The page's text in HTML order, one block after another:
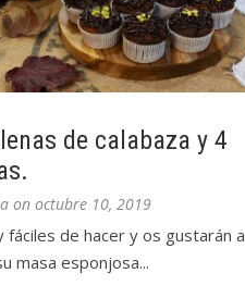
de calabaza y 4
on octubre 10, 2019
fáciles de hacer y os gustarán a
masa esponjosa...